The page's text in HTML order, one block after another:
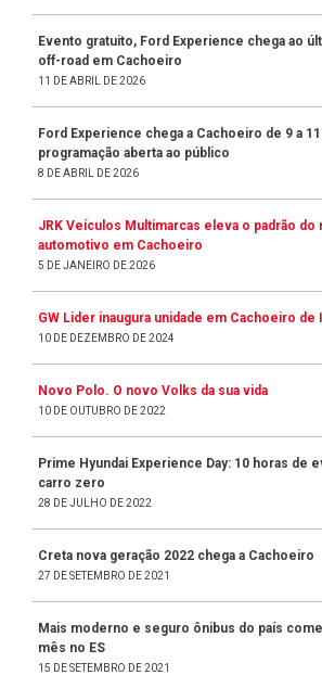
Evento gratuito, Ford Experience chega ao
off-road em Cachoeiro
11 DE ABRIL DE 2026
Ford Experience chega a Cachoeiro de 9 a
programação aberta ao público
8 DE ABRIL DE 2026
JRK Veículos Multimarcas eleva o padrão do
automotivo em Cachoeiro
5 DE JANEIRO DE 2026
GW Lider inaugura unidade em Cachoeiro de
10 DE DEZEMBRO DE 2024
Novo Polo. O novo Volks da sua vida
10 DE OUTUBRO DE 2022
Prime Hyundai Experience Day: 10 horas de
carro zero
28 DE JULHO DE 2022
Creta nova geração 2022 chega a Cachoeiro
27 DE SETEMBRO DE 2021
Mais moderno e seguro ônibus do país
mês no ES
15 DE SETEMBRO DE 2021